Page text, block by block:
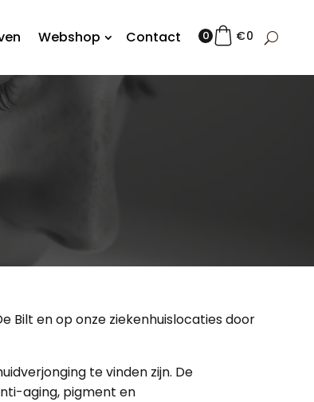
Webshop Contact 0 €0
Bilt en op onze ziekenhuislocaties door
te vinden zijn. De
aging, pigment en